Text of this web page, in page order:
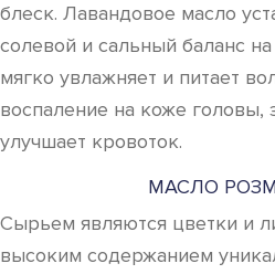
блеск. Лавандовое масло
солевой и сальный баланс
мягко увлажняет и питает
воспаление на коже головы,
улучшает кровоток.
МАСЛО
Сырьем являются цветки и
высоким содержанием